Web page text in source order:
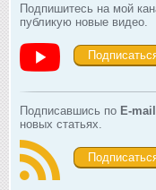
Подпишитесь на мой
публикую новые видео.
Подписавшись по E-mail
новых статьях.